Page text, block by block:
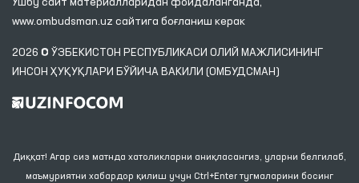
Ушбу сайт материалларидан фойдаланганда,
www.ombudsman.uz сайтига боғланиш керак
2026 © ЎЗБЕКИСТОН РЕСПУБЛИКАСИ ОЛИЙ МАЖЛИСИНИНГ
ИНСОН ҲУҚУҚЛАРИ БЎЙИЧА ВАКИЛИ (ОМБУДСМАН)
Диққат! Агар сиз матнда хатоликларни аниқласангиз, уларни белгилаб,
маъмуриятни хабардор қилиш учун Ctrl+Enter тугмаларини босинг